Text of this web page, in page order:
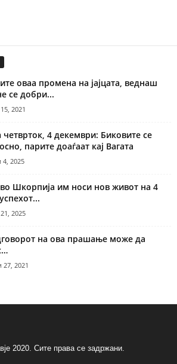
оваа промена на јајцата, веднаш
се добри...
2021
4 декември: Биковите се
парите доаѓаат кај Вагата
4, 2025
Шкорпија им носи нов живот на 4
2025
на ова прашање може да
2021
2020. Сите права се задржани.